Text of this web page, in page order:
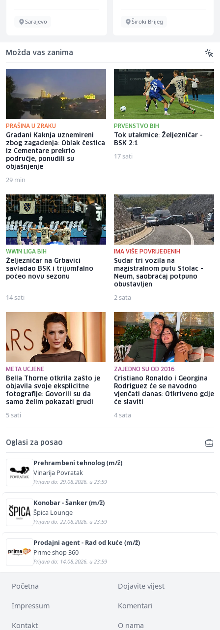
Sarajevo Široki Brijeg
Možda vas zanima
PRAŠINA U ZRAKU
Građani Kaknja uznemireni
zbog zagađenja: Oblak čestica
iz Cementare prekrio
područje, ponudili su
objašnjenje
29 min
PRVENSTVO BIH
Tok utakmice: Željezničar -
BSK 2:1
17 sati
WWIN LIGA BIH
Željezničar na Grbavici
savladao BSK i trijumfalno
počeo novu sezonu
14 sati
IMA VIŠE POVRIJEĐENIH
Sudar tri vozila na
magistralnom putu Stolac -
Neum, saobraćaj potpuno
obustavljen
2 sata
META UCJENE
Bella Thorne otkrila zašto je
objavila svoje eksplicitne
fotografije: Govorili su da
samo želim pokazati grudi
5 sati
ZAJEDNO SU OD 2016.
Cristiano Ronaldo i Georgina
Rodriguez će se navodno
vjenčati danas: Otkriveno gdje
će slaviti
4 sata
Oglasi za posao
Prehrambeni tehnolog (m/ž)
Vinarija Povratak
Prijava do: 29.08.2026. u 23:59
Konobar - Šanker (m/ž)
Špica Lounge
Prijava do: 22.08.2026. u 23:59
Prodajni agent - Rad od kuće (m/ž)
Prime shop 360
Prijava do: 14.08.2026. u 23:59
Početna Dojavite vijest
Impressum Komentari
Kontakt O nama